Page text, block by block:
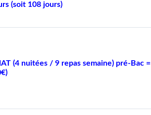
(soit 108 jours)
(4 nuitées / 9 repas semaine) pré-Bac =